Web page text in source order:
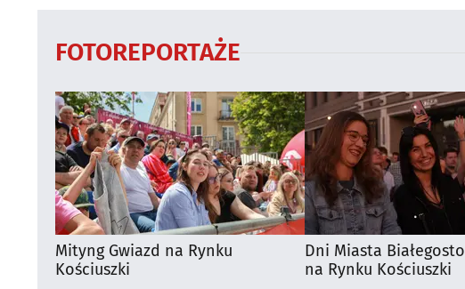
FOTOREPORTAŻE
Mityng Gwiazd na Rynku
Kościuszki
Dni Miasta
na Rynku Kościuszki